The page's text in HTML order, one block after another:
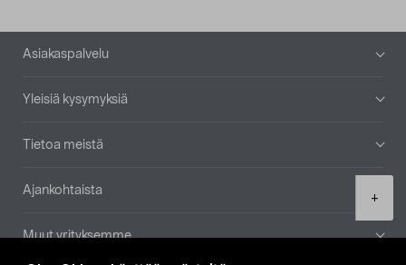
+
Alatunniste
Asiakaspalvelu
Yleisiä kysymyksiä
Tietoa meistä
Ajankohtaista
Muut yrityksemme